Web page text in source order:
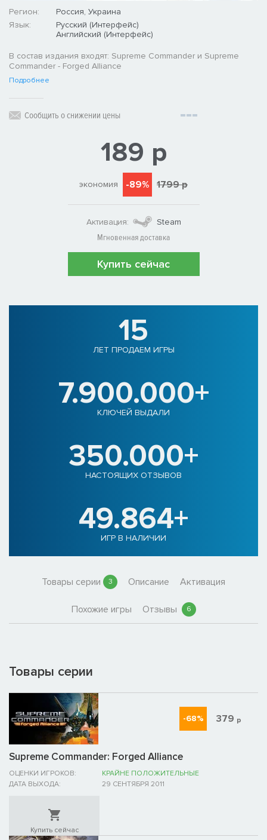
Регион:
Россия, Украина
Язык:
Русский (Интерфейс)
Английский (Интерфейс)
В состав издания входят: Supreme Commander и Supreme
Commander - Forged Alliance
Подробнее
Сообщить о снижении цены
189 р
экономия -89% 1799 р
Активация:
Steam
Мгновенная доставка
Купить сейчас
15
ЛЕТ ПРОДАЕМ ИГРЫ
7.900.000+
КЛЮЧЕЙ ВЫДАЛИ
350.000+
НАСТОЯЩИХ ОТЗЫВОВ
49.864+
ИГР В НАЛИЧИИ
Товары серии 3 Описание Активация
Похожие игры Отзывы 6
Товары серии
Supreme Commander: Forged Alliance
ОЦЕНКИ ИГРОКОВ:
КРАЙНЕ ПОЛОЖИТЕЛЬНЫЕ
ДАТА ВЫХОДА:
29 СЕНТЯБРЯ 2011
-68% 379 р
Купить сейчас